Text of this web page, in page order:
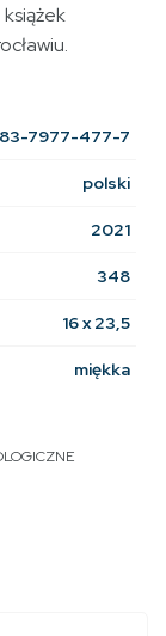
7977-477-7
polski
2021
348
16 x 23,5
miękka